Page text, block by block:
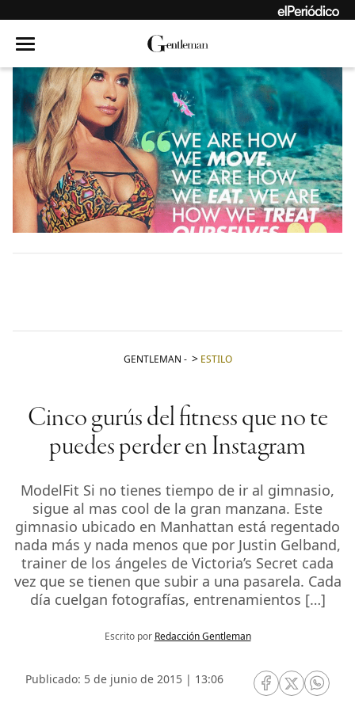
GENTLEMAN - ESTILO
Cinco gurús del fitness que no te
puedes perder en Instagram
ModelFit Si no tienes tiempo de ir al gimnasio,
sigue al mas cool de la gran manzana. Este
gimnasio ubicado en Manhattan está regentado
nada más y nada menos que por Justin Gelband,
trainer de los ángeles de Victoria’s Secret cada
vez que se tienen que subir a una pasarela. Cada
día cuelgan fotografías, entrenamientos […]
Escrito por Redacción Gentleman
Publicado: 5 de junio de 2015 | 13:06
RRSS Facebook
RRSSRRSS